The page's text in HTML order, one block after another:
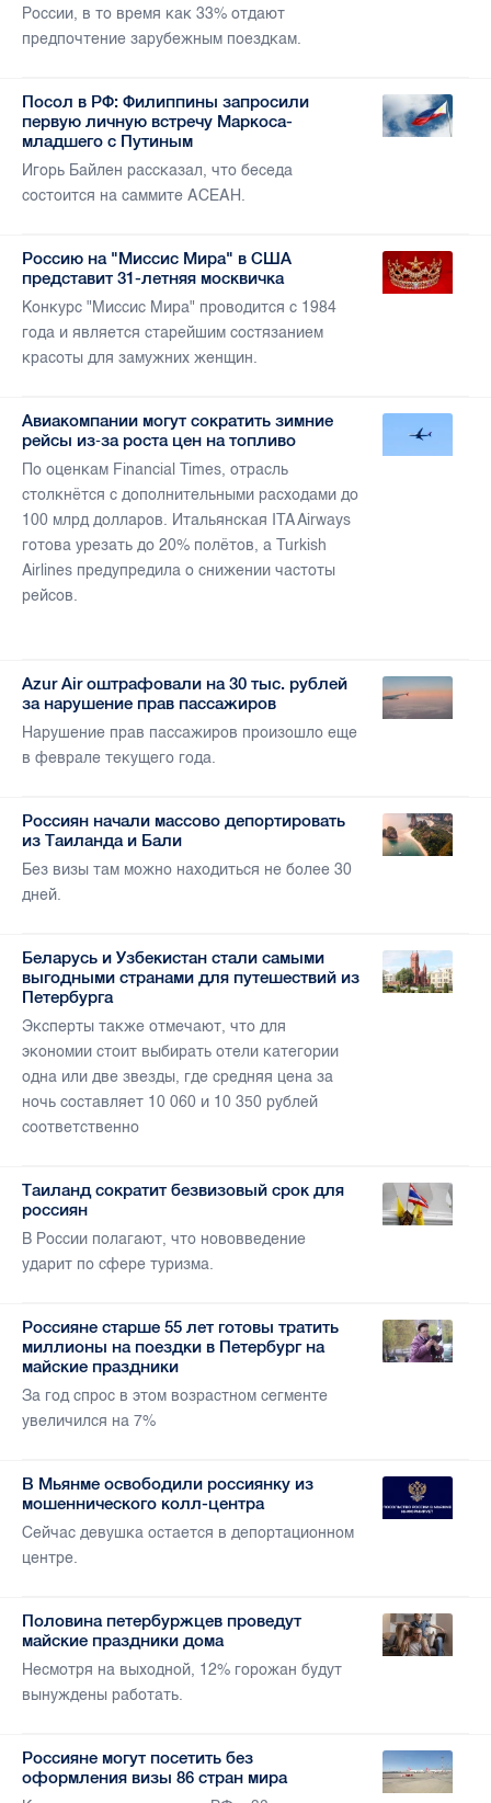
России, в то время как 33% отдают
предпочтение зарубежным поездкам.
Посол в РФ: Филиппины запросили
первую личную встречу Маркоса-
младшего с Путиным
Игорь Байлен рассказал, что беседа
состоится на саммите АСЕАН.
Россию на "Миссис Мира" в США
представит 31-летняя москвичка
Конкурс "Миссис Мира" проводится с 1984
года и является старейшим состязанием
красоты для замужних женщин.
Авиакомпании могут сократить зимние
рейсы из‑за роста цен на топливо
По оценкам Financial Times, отрасль
столкнётся с дополнительными расходами до
100 млрд долларов. Итальянская ITA Airways
готова урезать до 20% полётов, а Turkish
Airlines предупредила о снижении частоты
рейсов.
Azur Air оштрафовали на 30 тыс. рублей
за нарушение прав пассажиров
Нарушение прав пассажиров произошло еще
в феврале текущего года.
Россиян начали массово депортировать
из Таиланда и Бали
Без визы там можно находиться не более 30
дней.
Беларусь и Узбекистан стали самыми
выгодными странами для путешествий из
Петербурга
Эксперты также отмечают, что для
экономии стоит выбирать отели категории
одна или две звезды, где средняя цена за
ночь составляет 10 060 и 10 350 рублей
соответственно
Таиланд сократит безвизовый срок для
россиян
В России полагают, что нововведение
ударит по сфере туризма.
Россияне старше 55 лет готовы тратить
миллионы на поездки в Петербург на
майские праздники
За год спрос в этом возрастном сегменте
увеличился на 7%
В Мьянме освободили россиянку из
мошеннического колл-центра
Сейчас девушка остается в депортационном
центре.
Половина петербуржцев проведут
майские праздники дома
Несмотря на выходной, 12% горожан будут
вынуждены работать.
Россияне могут посетить без
оформления визы 86 стран мира